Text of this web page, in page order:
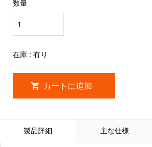
数量
在庫 : 有り
製品詳細 主な仕様